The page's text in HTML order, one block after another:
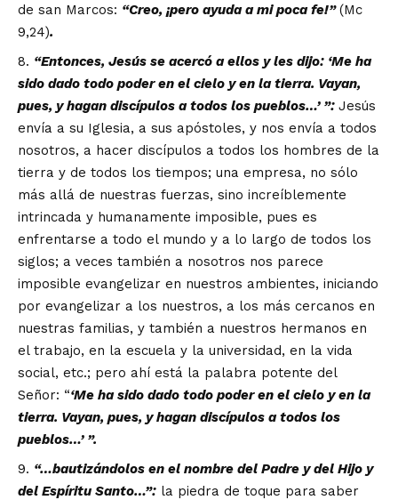
de san Marcos: “Creo, ¡pero ayuda a mi poca fe!” (Mc
9,24).
“Entonces, Jesús se acercó a ellos y les dijo: ‘Me ha
sido dado todo poder en el cielo y en la tierra. Vayan,
pues, y hagan discípulos a todos los pueblos…’ ”: Jesús
envía a su Iglesia, a sus apóstoles, y nos envía a todos
nosotros, a hacer discípulos a todos los hombres de la
tierra y de todos los tiempos; una empresa, no sólo
más allá de nuestras fuerzas, sino increíblemente
intrincada y humanamente imposible, pues es
enfrentarse a todo el mundo y a lo largo de todos los
siglos; a veces también a nosotros nos parece
imposible evangelizar en nuestros ambientes, iniciando
por evangelizar a los nuestros, a los más cercanos en
nuestras familias, y también a nuestros hermanos en
el trabajo, en la escuela y la universidad, en la vida
social, etc.; pero ahí está la palabra potente del
Señor: “‘Me ha sido dado todo poder en el cielo y en la
tierra. Vayan, pues, y hagan discípulos a todos los
pueblos…’ ”.
“…bautizándolos en el nombre del Padre y del Hijo y
del Espíritu Santo…”: la piedra de toque para saber